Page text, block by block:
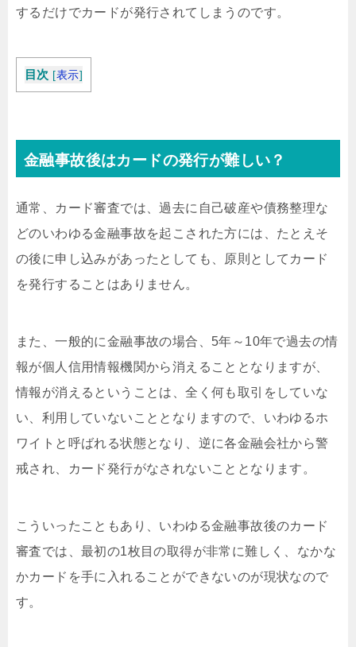
するだけでカードが発行されてしまうのです。
目次 [表示]
金融事故後はカードの発行が難しい？
通常、カード審査では、過去に自己破産や債務整理な
どのいわゆる金融事故を起こされた方には、たとえそ
の後に申し込みがあったとしても、原則としてカード
を発行することはありません。
また、一般的に金融事故の場合、5年～10年で過去の情
報が個人信用情報機関から消えることとなりますが、
情報が消えるということは、全く何も取引をしていな
い、利用していないこととなりますので、いわゆるホ
ワイトと呼ばれる状態となり、逆に各金融会社から警
戒され、カード発行がなされないこととなります。
こういったこともあり、いわゆる金融事故後のカード
審査では、最初の1枚目の取得が非常に難しく、なかな
かカードを手に入れることができないのが現状なので
す。